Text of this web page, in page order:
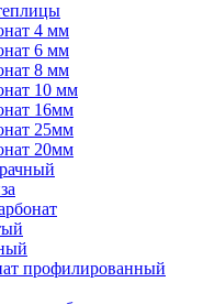
4 мм
6 мм
8 мм
10 мм
16мм
25мм
20мм
профилированный